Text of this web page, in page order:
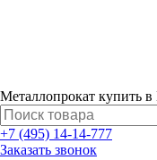
Металлопрокат купить
+7 (495) 14-14-777
Заказать звонок